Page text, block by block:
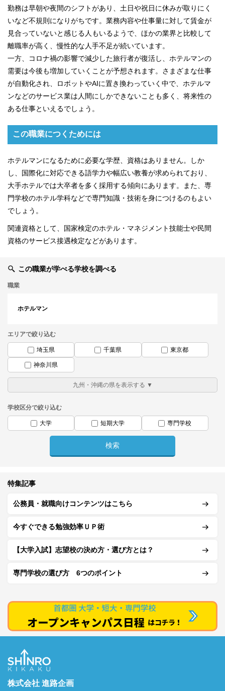
勤務は早朝や夜間のシフトがあり、土日や祝日に休みが取りにく
いなど不規則になりがちです。業務内容や仕事量に対して賃金が
見合っていないと感じる人もいるようで、ほかの業界と比較して
離職率が高く、慢性的な人手不足が続いています。
一方、コロナ禍の影響で減少した旅行者が復活し、ホテルマンの
需要は今後も増加していくことが予想されます。さまざまな仕事
が自動化され、ロボットやAIに置き換わっていく中で、ホテルマ
ンなどのサービス業は人間にしかできないことも多く、将来性の
ある仕事といえるでしょう。
この職業につくためには
ホテルマンになるために必要な学歴、資格はありません。しか
し、国際化に対応できる語学力や幅広い教養が求められており、
大手ホテルでは大卒者を多く採用する傾向にあります。また、専
門学校のホテル学科などで専門知識・技術を身につけるのもよい
でしょう。
関連資格として、国家検定のホテル・マネジメント技能士や民間
資格のサービス接遇検定などがあります。
この職業が学べる学校を調べる
職業
ホテルマン
エリアで絞り込む
埼玉県 千葉県 東京都
神奈川県
学校区分で絞り込む
大学 短期大学 専門学校
特集記事
公務員・就職向けコンテンツはこちら
今すぐできる勉強効率ＵＰ術
【大学入試】志望校の決め方・選び方とは？
専門学校の選び方 6つのポイント
株式会社 進路企画